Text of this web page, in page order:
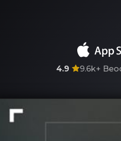
4.9 9.6k+